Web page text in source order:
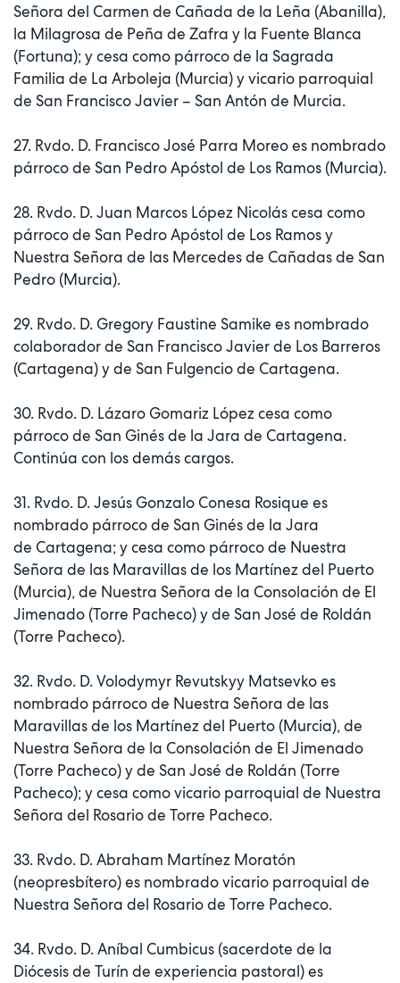
Señora del Carmen de Cañada de la Leña (Abanilla),
la Milagrosa de Peña de Zafra y la Fuente Blanca
(Fortuna); y cesa como párroco de la Sagrada
Familia de La Arboleja (Murcia) y vicario parroquial
de San Francisco Javier – San Antón de Murcia.
27. Rvdo. D. Francisco José Parra Moreo es nombrado
párroco de San Pedro Apóstol de Los Ramos (Murcia).
28. Rvdo. D. Juan Marcos López Nicolás cesa como
párroco de San Pedro Apóstol de Los Ramos y
Nuestra Señora de las Mercedes de Cañadas de San
Pedro (Murcia).
29. Rvdo. D. Gregory Faustine Samike es nombrado
colaborador de San Francisco Javier de Los Barreros
(Cartagena) y de San Fulgencio de Cartagena.
30. Rvdo. D. Lázaro Gomariz López cesa como
párroco de San Ginés de la Jara de Cartagena.
Continúa con los demás cargos.
31. Rvdo. D. Jesús Gonzalo Conesa Rosique es
nombrado párroco de San Ginés de la Jara
de Cartagena; y cesa como párroco de Nuestra
Señora de las Maravillas de los Martínez del Puerto
(Murcia), de Nuestra Señora de la Consolación de El
Jimenado (Torre Pacheco) y de San José de Roldán
(Torre Pacheco).
32. Rvdo. D. Volodymyr Revutskyy Matsevko es
nombrado párroco de Nuestra Señora de las
Maravillas de los Martínez del Puerto (Murcia), de
Nuestra Señora de la Consolación de El Jimenado
(Torre Pacheco) y de San José de Roldán (Torre
Pacheco); y cesa como vicario parroquial de Nuestra
Señora del Rosario de Torre Pacheco.
33. Rvdo. D. Abraham Martínez Moratón
(neopresbítero) es nombrado vicario parroquial de
Nuestra Señora del Rosario de Torre Pacheco.
34. Rvdo. D. Aníbal Cumbicus (sacerdote de la
Diócesis de Turín de experiencia pastoral) es